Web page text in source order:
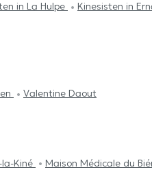
in La Hulpe
Kinesisten in
Valentine Daout
Kiné
Maison Médicale du